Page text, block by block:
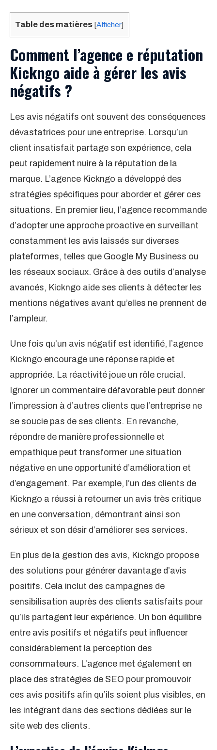
Table des matières [Afficher]
Comment l’agence e réputation
Kickngo aide à gérer les avis
négatifs ?
Les avis négatifs ont souvent des conséquences
dévastatrices pour une entreprise. Lorsqu’un
client insatisfait partage son expérience, cela
peut rapidement nuire à la réputation de la
marque. L’agence Kickngo a développé des
stratégies spécifiques pour aborder et gérer ces
situations. En premier lieu, l’agence recommande
d’adopter une approche proactive en surveillant
constamment les avis laissés sur diverses
plateformes, telles que Google My Business ou
les réseaux sociaux. Grâce à des outils d’analyse
avancés, Kickngo aide ses clients à détecter les
mentions négatives avant qu’elles ne prennent de
l’ampleur.
Une fois qu’un avis négatif est identifié, l’agence
Kickngo encourage une réponse rapide et
appropriée. La réactivité joue un rôle crucial.
Ignorer un commentaire défavorable peut donner
l’impression à d’autres clients que l’entreprise ne
se soucie pas de ses clients. En revanche,
répondre de manière professionnelle et
empathique peut transformer une situation
négative en une opportunité d’amélioration et
d’engagement. Par exemple, l’un des clients de
Kickngo a réussi à retourner un avis très critique
en une conversation, démontrant ainsi son
sérieux et son désir d’améliorer ses services.
En plus de la gestion des avis, Kickngo propose
des solutions pour générer davantage d’avis
positifs. Cela inclut des campagnes de
sensibilisation auprès des clients satisfaits pour
qu’ils partagent leur expérience. Un bon équilibre
entre avis positifs et négatifs peut influencer
considérablement la perception des
consommateurs. L’agence met également en
place des stratégies de SEO pour promouvoir
ces avis positifs afin qu’ils soient plus visibles, en
les intégrant dans des sections dédiées sur le
site web des clients.